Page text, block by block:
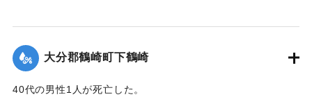
｜固有コード:00481068
大分郡鶴崎町下鶴崎
40代の男性1人が死亡した。